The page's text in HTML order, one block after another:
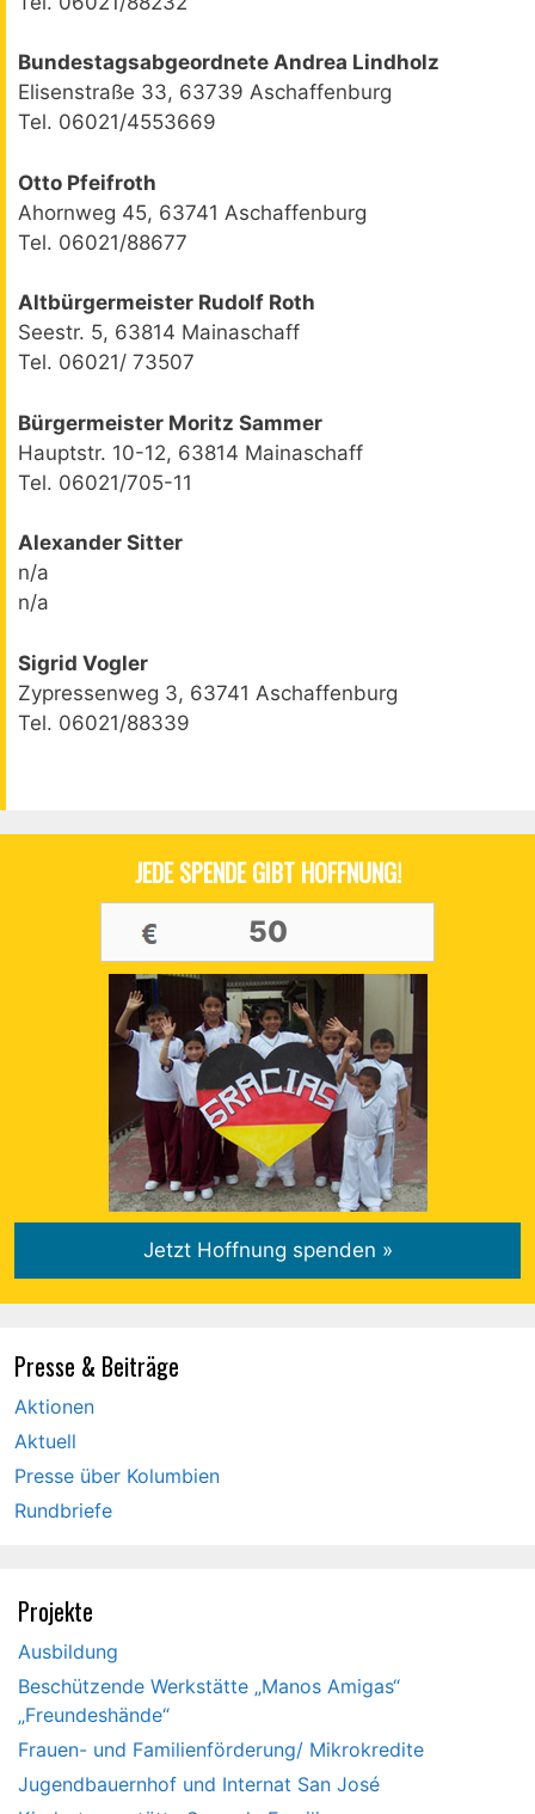
Bundestagsabgeordnete Andrea Lindholz
Elisenstraße 33, 63739 Aschaffenburg
Tel. 06021/4553669
Otto Pfeifroth
Ahornweg 45, 63741 Aschaffenburg
Tel. 06021/88677
Altbürgermeister Rudolf Roth
Seestr. 5, 63814 Mainaschaff
Tel. 06021/ 73507
Bürgermeister Moritz Sammer
Hauptstr. 10-12, 63814 Mainaschaff
Tel. 06021/705-11
Alexander Sitter
n/a
n/a
Sigrid Vogler
Zypressenweg 3, 63741 Aschaffenburg
Tel. 06021/88339
JEDE SPENDE GIBT HOFFNUNG!
Presse & Beiträge
Aktionen
Aktuell
Presse über Kolumbien
Rundbriefe
Projekte
Ausbildung
Beschützende Werkstätte „Manos Amigas“
„Freundeshände“
Frauen- und Familienförderung/ Mikrokredite
Jugendbauernhof und Internat San José